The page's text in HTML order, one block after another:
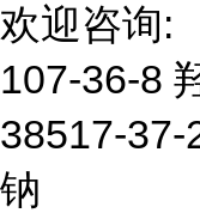
欢迎咨询:
107-36-8
38517-37-
钠